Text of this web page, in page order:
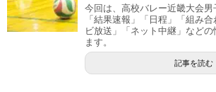
今回は、高校バレー近畿大会男
「結果速報」「日程」「組み
ビ放送」「ネット中継」などの
ます。
記事を読む